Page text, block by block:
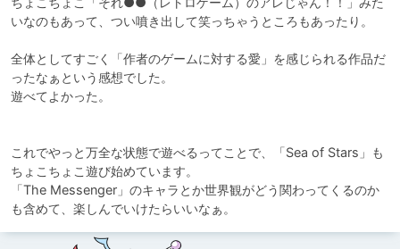
いなのもあって、つい噴き出して笑っちゃうところもあったり。
全体としてすごく「作者のゲームに対する愛」を感じられる作品だ
ったなぁという感想でした。
遊べてよかった。
これでやっと万全な状態で遊べるってことで、「Sea of Stars」も
ちょこちょこ遊び始めています。
「The Messenger」のキャラとか世界観がどう関わってくるのか
も含めて、楽しんでいけたらいいなぁ。